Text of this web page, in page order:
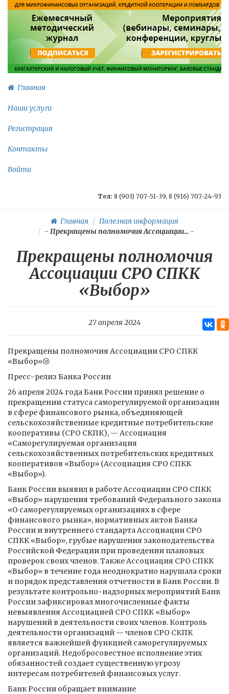
Главная
Наши услуги
Регистрация
Контакты
Войти
Тел: 8 (903) 707-51-39, 8 (916) 707-24-93
Главная
Полезная информация
- Прекращены полномочия Ассоциации...-
Прекращены полномочия
Ассоциации СРО СПКК
«Выбор»
27 апреля 2024
Прекращены полномочия Ассоциации СРО СПКК
«Выбор»😢
Пресс-релиз Банка России
26 апреля 2024 года Банк России принял решение о
прекращении статуса саморегулируемой организации
в сфере финансового рынка, объединяющей
сельскохозяйственные кредитные потребительские
кооперативы (СРО СКПК), — Ассоциация
«Саморегулируемая организация
сельскохозяйственных потребительских кредитных
кооперативов «Выбор» (Ассоциация СРО СПКК
«Выбор»).
Банк России выявил в работе Ассоциации СРО СПКК
«Выбор» нарушения требований Федерального закона
«О саморегулируемых организациях в сфере
финансового рынка», нормативных актов Банка
России и внутреннего стандарта Ассоциации СРО
СПКК «Выбор», грубые нарушения законодательства
Российской Федерации при проведении плановых
проверок своих членов. Также Ассоциация СРО СПКК
«Выбор» в течение года неоднократно нарушала сроки
и порядок представления отчетности в Банк России. В
результате контрольно-надзорных мероприятий Банк
России зафиксировал многочисленные факты
невыявления Ассоциацией СРО СПКК «Выбор»
нарушений в деятельности своих членов. Контроль
деятельности организаций — членов СРО СКПК
является важнейшей функцией саморегулируемых
организаций. Недобросовестное исполнение этих
обязанностей создает существенную угрозу
интересам потребителей финансовых услуг.
Банк России обращает внимание